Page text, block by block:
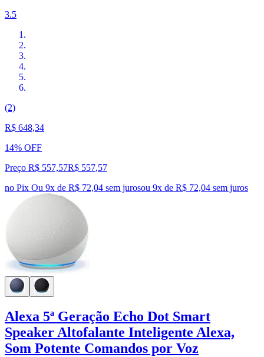
3.5
(2)
R$ 648,34
14% OFF
Preço R$ 557,57R$ 557,57
no Pix Ou 9x de R$ 72,04 sem jurosou 9x de R$ 72,04 sem juros
Alexa 5ª Geração Echo Dot Smart
Speaker Altofalante Inteligente Alexa,
Som Potente Comandos por Voz